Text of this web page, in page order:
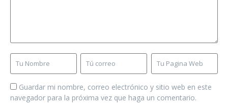
Guardar mi nombre, correo electrónico y sitio web en este
navegador para la próxima vez que haga un comentario.